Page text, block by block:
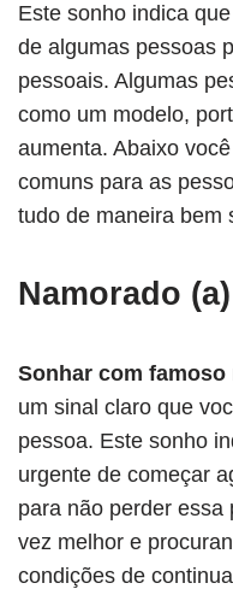
Este sonho indica
de algumas pessoas
pessoais. Algumas
como um modelo,
aumenta. Abaixo
comuns para as
tudo de maneira bem
Namorado
Sonhar com
um sinal claro que
pessoa. Este sonho
urgente de começar
para não perder essa
vez melhor e
condições de